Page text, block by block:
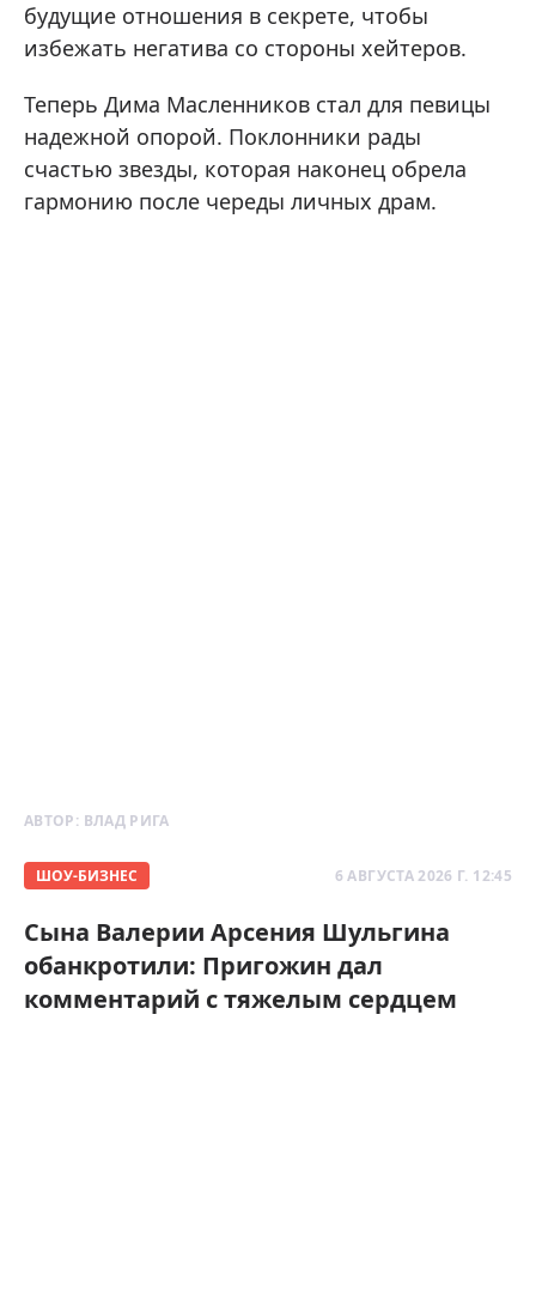
будущие отношения в секрете, чтобы
избежать негатива со стороны хейтеров.
Теперь Дима Масленников стал для певицы
надежной опорой. Поклонники рады
счастью звезды, которая наконец обрела
гармонию после череды личных драм.
АВТОР: ВЛАД РИГА
ШОУ-БИЗНЕС 6 АВГУСТА 2026 Г. 12:45
Сына Валерии Арсения Шульгина
обанкротили: Пригожин дал
комментарий с тяжелым сердцем